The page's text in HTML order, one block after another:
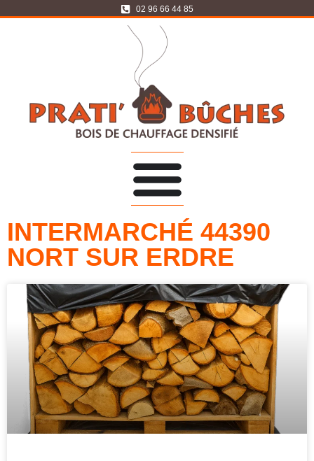
02 96 66 44 85
INTERMARCHÉ 44390
NORT SUR ERDRE